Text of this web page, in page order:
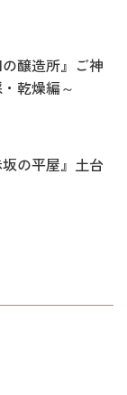
醸造所』ご神
乾燥編～
の平屋』土台